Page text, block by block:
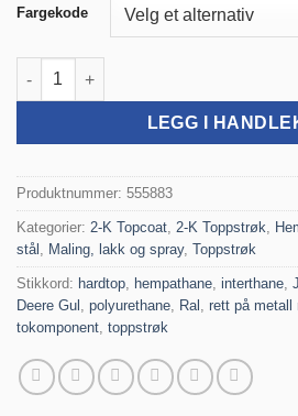
Fargekode
Hempel's Pro Acrylic 55883 5L antall
LEGG I
Produktnummer: 555883
Kategorier: 2-K Topcoat, 2-K Toppstrøk,
stål , Maling, lakk og spray, Toppstrøk
Stikkord: hardtop, hempathane, interthane,
Deere Gul , polyurethane, Ral , rett på metall
tokomponent, toppstrøk